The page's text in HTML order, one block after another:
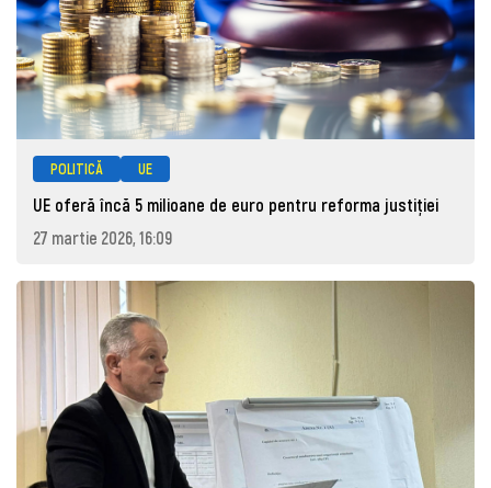
POLITICĂ UE
UE oferă încă 5 milioane de euro pentru reforma justiției
27 martie 2026, 16:09